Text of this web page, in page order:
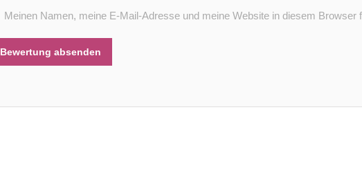
Meinen Namen, meine E-Mail-Adresse und meine Website in diesem
Bewertung absenden